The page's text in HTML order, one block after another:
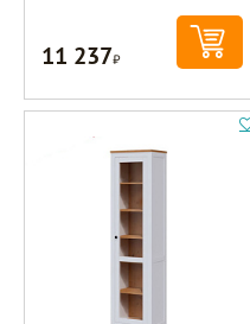
11 237Р